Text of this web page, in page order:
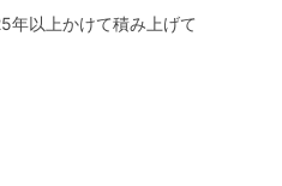
年以上かけて積み上げて